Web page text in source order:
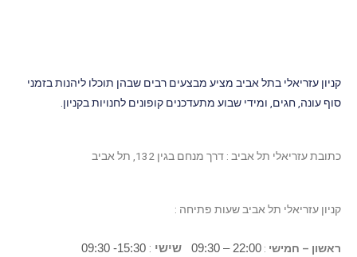
קניון עזריאלי בתל אביב מציע מבצעים רבים שבהן תוכלו ליהנות בזמני
סוף עונה, חגים, ומידי שבוע מתעדכנים קופונים לחנויות בקניון.
כתובת עזריאלי תל אביב : דרך מנחם בגין 132, תל אביב
קניון עזריאלי תל אביב שעות פתיחה :
ראשון – חמישי :
22:00 – 09:30 שישי :
15:30- 09:30